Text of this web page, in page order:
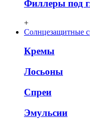
Филлеры под
+
Солнцезащитные
Кремы
Лосьоны
Спреи
Эмульсии